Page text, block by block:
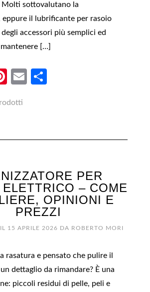
Molti sottovalutano la
eppure il lubrificante per rasoio
accessori più semplici ed
[…]
Pinterest
Email
PER
– COME
OPINIONI E
PREZZI
15 APRILE 2026 DA ROBERTO MORI
rasatura e pensato che pulire il
dettaglio da rimandare? È una
piccoli residui di pelle, peli e